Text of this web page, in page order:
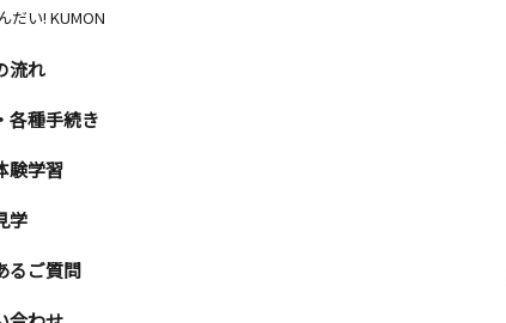
だい! KUMON
流れ
各種手続き
験学習
学
るご質問